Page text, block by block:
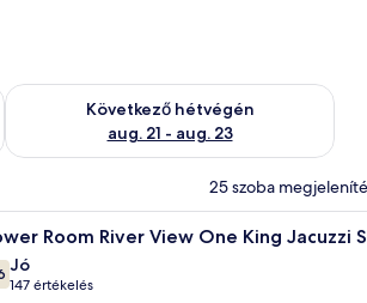
aug. 14 - aug. 16
Következő hétvégén
aug. 21 - aug. 23
A következő hétvégi rendelkezésre állás
25 szoba
városra.
székkel és kilátással egy vízesésre.Egy szállodai
6 Room River View One King Jacuzzi
ből 7,6
Jó
147 értékelés
(147